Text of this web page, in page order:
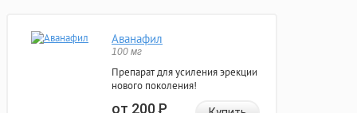
Аванафил
100 мг
Препарат для усиления эрекции
нового поколения!
от 200Р